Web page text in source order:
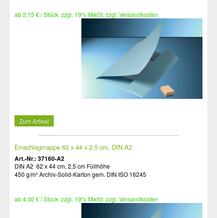
ab 2,15 € / Stück zzgl. 19% MwSt. zzgl. Versandkosten
Zum Artikel
Einschlagmappe 62 x 44 x 2,5 cm, DIN A2
Art.-Nr.: 37160-A2
DIN A2 62 x 44 cm, 2,5 cm Füllhöhe
450 g/m² Archiv-Solid-Karton gem. DIN ISO 16245
ab 4,30 € / Stück zzgl. 19% MwSt. zzgl. Versandkosten